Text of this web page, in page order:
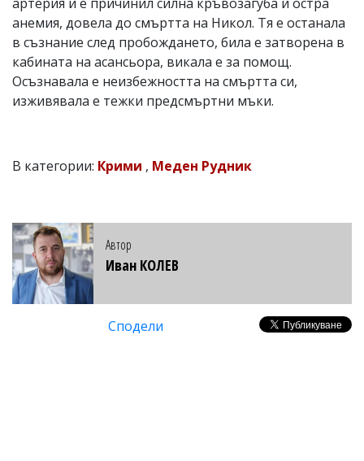
анемия, довела до смъртта на Никол. Тя е останала
в съзнание след пробождането, била е затворена в
кабината на асансьора, викала е за помощ.
Осъзнавала е неизбежността на смъртта си,
изживявала е тежки предсмъртни мъки.
В категории: Крими , Меден Рудник
Автор
Иван КОЛЕВ
Сподели